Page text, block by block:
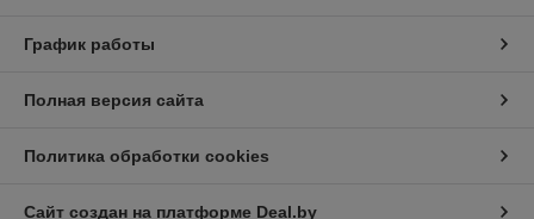
График работы
Полная версия сайта
Политика обработки cookies
Сайт создан на платформе Deal.by